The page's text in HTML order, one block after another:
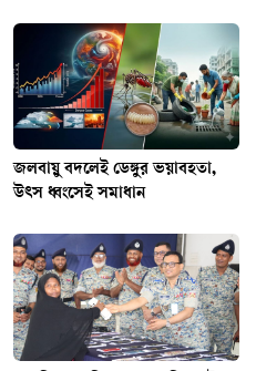
জলবায়ু বদলেই ডেঙ্গুর ভয়াবহতা,
উৎস ধ্বংসেই সমাধান